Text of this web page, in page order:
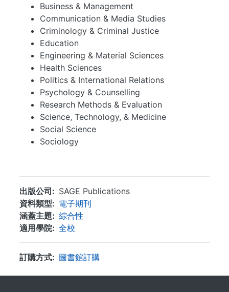
Business & Management
Communication & Media Studies
Criminology & Criminal Justice
Education
Engineering & Material Sciences
Health Sciences
Politics & International Relations
Psychology & Counselling
Research Methods & Evaluation
Science, Technology, & Medicine
Social Science
Sociology
出版公司
SAGE Publications
資料類型
電子期刊
涵蓋主題
綜合性
適用學院
全校
訂購方式
圖書館訂購